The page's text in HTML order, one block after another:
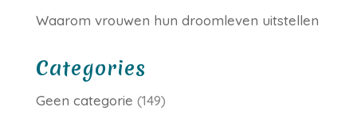
Waarom vrouwen hun droomleven uitstellen
Categories
Geen categorie (149)